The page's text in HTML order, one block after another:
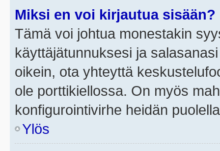
Miksi en voi kirjautua sisään?
Tämä voi johtua monestakin
käyttäjätunnuksesi ja
oikein, ota yhteyttä
ole porttikiellossa. On myös
konfigurointivirhe heidän
Ylös